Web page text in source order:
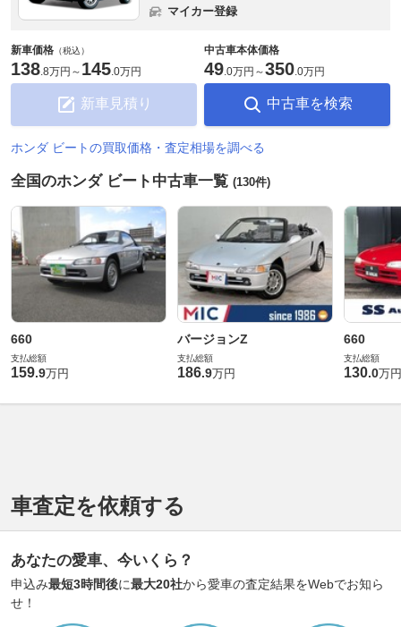
マイカー登録
新車価格 （税込）
138.8万円 ～ 145.0万円
新車見積り
中古車本体価格
49.0万円 ～350.0万円
中古車を検索
ホンダ ビートの買取価格・査定相場を調べる
全国のホンダ ビート中古車一覧 (130件)
660
支払総額
159.9万円
バージョンZ
支払総額
186.9万円
660
支払総額
130.0万円
車査定を依頼する
あなたの愛車、今いくら？
申込み最短3時間後に最大20社から愛車の査定結果をWebでお知ら
せ！